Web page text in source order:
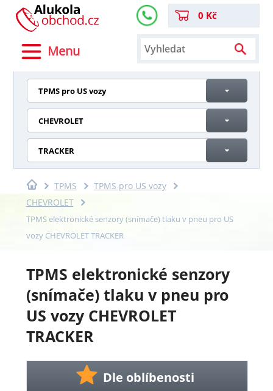
Menu
0 Kč
TPMS pro US vozy
CHEVROLET
TRACKER
TPMS
TPMS pro US vozy
CHEVROLET
TPMS elektronické senzory (snímače) tlaku v pneu pro US
vozy CHEVROLET TRACKER
TPMS elektronické senzory
(snímače) tlaku v pneu pro
US vozy CHEVROLET
TRACKER
Dle oblíbenosti